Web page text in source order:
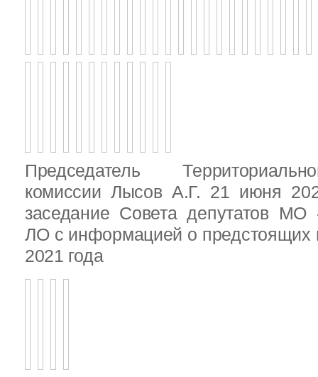
Председатель
комиссии Лысов А.Г. 21 июня
заседание Совета депутатов МО
ЛО с информацией о предстоящих
2021 года